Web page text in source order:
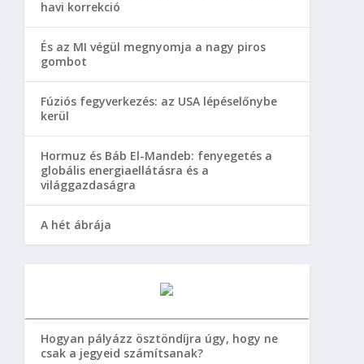
havi korrekció
És az MI végül megnyomja a nagy piros
gombot
Fúziós fegyverkezés: az USA lépéselőnybe
kerül
Hormuz és Báb El-Mandeb: fenyegetés a
globális energiaellátásra és a
világgazdaságra
A hét ábrája
Hogyan pályázz ösztöndíjra úgy, hogy ne
csak a jegyeid számítsanak?